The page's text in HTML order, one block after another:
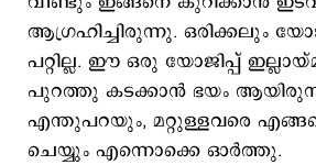
ആഗ്രഹിച്ചിരുന്നു. ഒരിക്കലും
പറ്റില്ല. ഈ ഒരു യോജിപ്പ്
പുറത്തു കടക്കാൻ ഭയം
എന്തുപറയും, മറ്റുള്ളവരെ
ചെയ്യും എന്നൊക്കെ ഓര്‍ത്തു.